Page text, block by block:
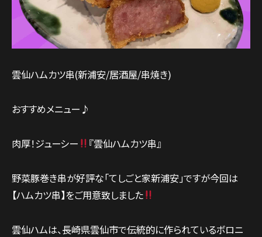
雲仙ハムカツ串(新浦安/居酒屋/串焼き)
おすすめメニュー♪
肉厚！ジューシー 『雲仙ハムカツ串』
野菜豚巻き串が好評な｢てしごと家新浦安｣ですが今回は
【ハムカツ串】をご用意致しました
雲仙ハムは、長崎県雲仙市で伝統的に作られているボロニ